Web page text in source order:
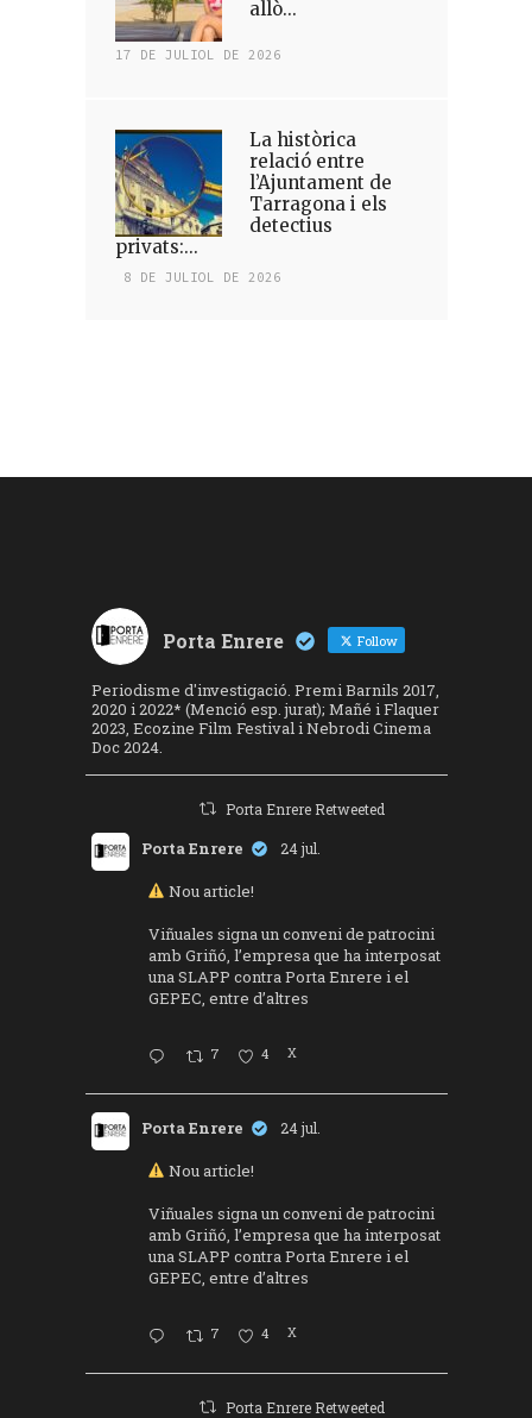
allò...
17 DE JULIOL DE 2026
La històrica
relació entre
l’Ajuntament de
Tarragona i els
detectius
privats:...
8 DE JULIOL DE 2026
Porta Enrere Follow
Periodisme d'investigació. Premi Barnils 2017,
2020 i 2022* (Menció esp. jurat); Mañé i Flaquer
2023, Ecozine Film Festival i Nebrodi Cinema
Doc 2024.
Porta Enrere Retweeted
Porta Enrere 24 jul.
Nou article!
Viñuales signa un conveni de patrocini
amb Griñó, l’empresa que ha interposat
una SLAPP contra Porta Enrere i el
GEPEC, entre d’altres
7 4 X
Porta Enrere 24 jul.
Nou article!
Viñuales signa un conveni de patrocini
amb Griñó, l’empresa que ha interposat
una SLAPP contra Porta Enrere i el
GEPEC, entre d’altres
7 4 X
Porta Enrere Retweeted